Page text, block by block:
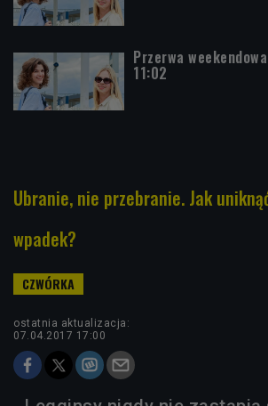
Przerwa
11:02
Ubranie, nie przebranie. Jak
wpadek?
ostatnia aktualizacja:
07.04.2017 17:00